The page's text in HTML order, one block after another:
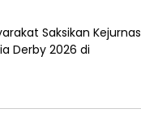
Saksikan Kejurnas
Derby 2026 di